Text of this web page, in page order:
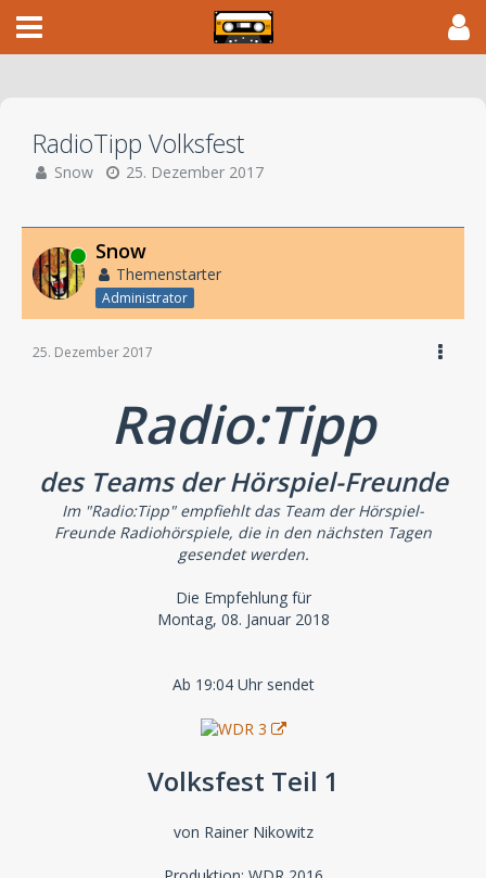
RadioTipp Volksfest
Snow 25. Dezember 2017
Online Snow
Themenstarter
Administrator
25. Dezember 2017
Radio:Tipp
des Teams der Hörspiel-Freunde
Im "Radio:Tipp" empfiehlt das Team der Hörspiel-
Freunde Radiohörspiele, die in den nächsten Tagen
gesendet werden.
Die Empfehlung für
Montag, 08. Januar 2018
Ab 19:04 Uhr sendet
Volksfest Teil 1
von Rainer Nikowitz